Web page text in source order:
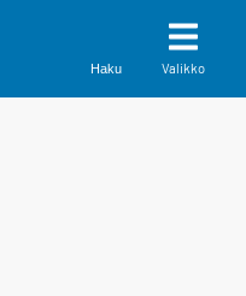
Haku Valikko